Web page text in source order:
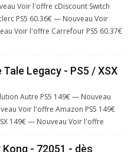
Voir l'offre cDiscount Switch
PS5 60.36€ — Nouveau Voir
Voir l'offre Carrefour PS5 60.37€
Legacy - PS5 / XSX
Autre PS5 149€ — Nouveau
Voir l'offre Amazon PS5 149€
149€ — Nouveau Voir l'offre
- 72051 - dès